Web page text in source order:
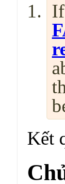
Kết